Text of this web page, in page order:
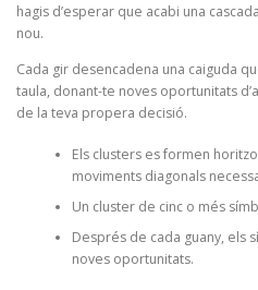
hagis d’esperar que acabi una
nou.
Cada gir desencadena una caiguda
taula, donant-te noves oportunitats
de la teva propera decisió.
Els clusters es formen
moviments diagonals
Un cluster de cinc o més
Després de cada guany, els
noves oportunitats.